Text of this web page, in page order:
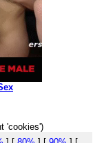
'cookies')